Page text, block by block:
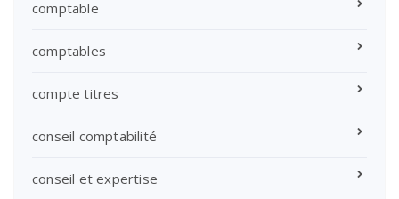
comptable
comptables
compte titres
conseil comptabilité
conseil et expertise